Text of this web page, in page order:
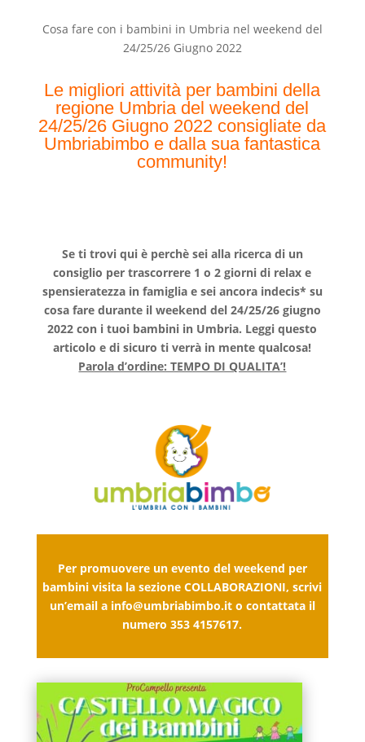
Cosa fare con i bambini in Umbria nel weekend del
24/25/26 Giugno 2022
Le migliori attività per bambini della
regione Umbria del weekend del
24/25/26 Giugno 2022 consigliate da
Umbriabimbo e dalla sua fantastica
community!
Se ti trovi qui è perchè sei alla ricerca di un
consiglio per trascorrere 1 o 2 giorni di relax e
spensieratezza in famiglia e sei ancora indecis* su
cosa fare durante il weekend del 24/25/26 giugno
2022 con i tuoi bambini in Umbria. Leggi questo
articolo e di sicuro ti verrà in mente qualcosa!
Parola d’ordine: TEMPO DI QUALITA’!
Per promuovere un evento del weekend per
bambini visita la sezioneCOLLABORAZIONI, scrivi
un’email a info@umbriabimbo.ito contattata il
numero 353 4157617.